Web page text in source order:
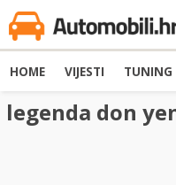
HOME VIJESTI TUNING
legenda don